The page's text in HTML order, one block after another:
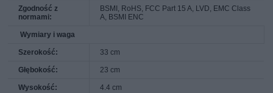
Zgodność z
normami:
BSMI, RoHS, FCC Part 15 A, LVD, EMC Class
A, BSMI ENC
Wymiary i waga
Szerokość: 33 cm
Głębokość: 23 cm
Wysokość: 4.4 cm